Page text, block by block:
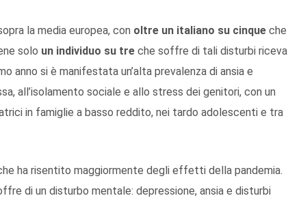
la media europea, con oltre un italiano su cinque che
solo un individuo su tre che soffre di tali disturbi riceva
anno si è manifestata un’alta prevalenza di ansia e
all’isolamento sociale e allo stress dei genitori, con un
in famiglie a basso reddito, nei tardo adolescenti e tra
ha risentito maggiormente degli effetti della pandemia.
di un disturbo mentale: depressione, ansia e disturbi